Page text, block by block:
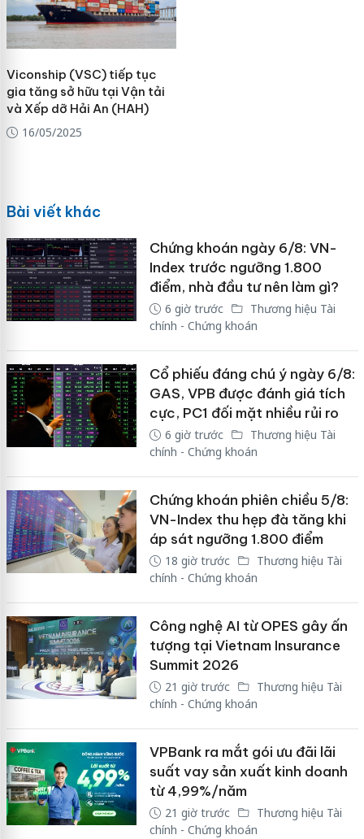
Viconship (VSC) tiếp tục
gia tăng sở hữu tại Vận tải
và Xếp dỡ Hải An (HAH)
16/05/2025
Bài viết khác
Chứng khoán ngày 6/8: VN-
Index trước ngưỡng 1.800
điểm, nhà đầu tư nên làm gì?
6 giờ trước
Thương hiệu Tài
chính - Chứng khoán
Cổ phiếu đáng chú ý ngày 6/8:
GAS, VPB được đánh giá tích
cực, PC1 đối mặt nhiều rủi ro
6 giờ trước
Thương hiệu Tài
chính - Chứng khoán
Chứng khoán phiên chiều 5/8:
VN-Index thu hẹp đà tăng khi
áp sát ngưỡng 1.800 điểm
18 giờ trước
Thương hiệu Tài
chính - Chứng khoán
Công nghệ AI từ OPES gây ấn
tượng tại Vietnam Insurance
Summit 2026
21 giờ trước
Thương hiệu Tài
chính - Chứng khoán
VPBank ra mắt gói ưu đãi lãi
suất vay sản xuất kinh doanh
từ 4,99%/năm
21 giờ trước
Thương hiệu Tài
chính - Chứng khoán